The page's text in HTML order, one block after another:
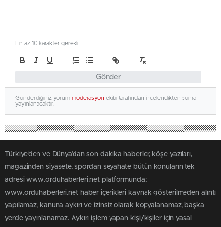
Gönder
En az 10 karakter gerekli
Gönderdiğiniz yorum moderasyon ekibi tarafından incelendikten sonra
yayınlanacaktır.
Türkiye'den ve Dünya’dan son dakika haberler, köşe yazıları,
magazinden siyasete, spordan seyahate bütün konuların tek
adresi www.orduhaberleri.net platformunda;
www.orduhaberleri.net haber içerikleri kaynak gösterilmeden alıntı
yapılamaz, kanuna aykırı ve izinsiz olarak kopyalanamaz, başka
yerde yayınlanamaz. Aykırı işlem yapan kişi/kişiler için yasal